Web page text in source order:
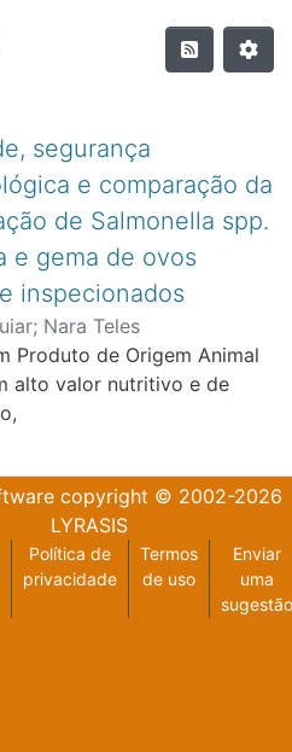
segurança
e comparação da
de Salmonella spp.
e gema de ovos
inspecionados
; Nara Teles
Produto de Origem Animal
alto valor nutritivo e de
Devido suas
nutricionais é um dos
relacionados com
por alimentos
os seres
as aves são
copyright © 2002-2026
LYRASIS
Política de
privacidade
Termos
de uso
Enviar
uma
sugestão